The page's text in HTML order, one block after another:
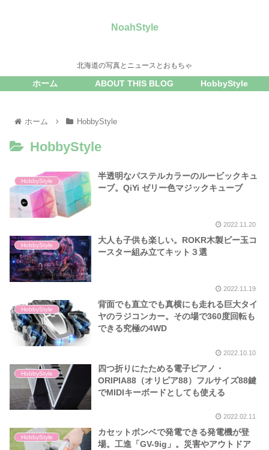
NoahStyle
北海道の写真とニュースとおもちゃ
ホーム ABOUT THIS BLOG HobbyStyle
ホーム HobbyStyle
HobbyStyle
HobbyStyle
半透明なパステルカラーのルービックキュ
ーブ。QiYi ゼリー色マジックキューブ
2022.11.20
HobbyStyle
大人も子供も楽しい。ROKR木製ビー玉コ
ースター組み立てキット３選
2022.11.19
HobbyStyle
背面でも直立でも真横にも走れる巨大タイ
ヤのラジコンカー。その場で360度回転も
できる究極の4WD
2022.10.10
HobbyStyle
四つ折りにたためる電子ピアノ・
ORIPIA88（オリピア88）フルサイズ88鍵
でMIDIキーボードとしても使える
2022.02.11
HobbyStyle
カセットボンベで発電できる発電機が登
場。工進「GV-9ig」。災害やアウトドア